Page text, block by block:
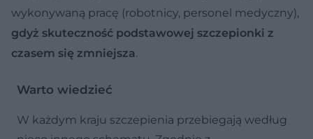
wykonywaną pracę (robotnicy, personel medyczny),
gdyż skuteczność podstawowej szczepionki z
czasem się zmniejsza.
Warto wiedzieć
W każdym kraju szczepienia przebiegają według